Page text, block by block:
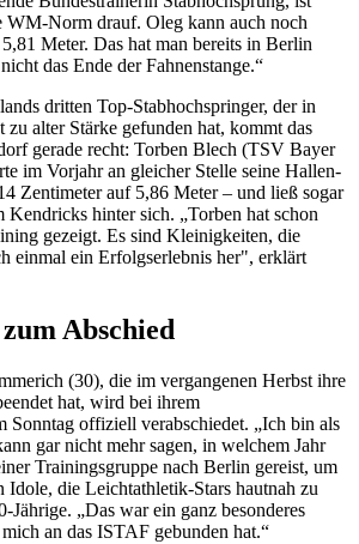
WM-Norm drauf. Oleg kann auch noch
Meter. Das hat man bereits in Berlin
das Ende der Fahnenstange.“
dritten Top-Stabhochspringer, der in
zu alter Stärke gefunden hat, kommt das
gerade recht: Torben Blech (TSV Bayer
im Vorjahr an gleicher Stelle seine Hallen-
Zentimeter auf 5,86 Meter – und ließ sogar
Kendricks hinter sich. „Torben hat schon
gezeigt. Es sind Kleinigkeiten, die
einmal ein Erfolgserlebnis her", erklärt
Abschied
(30), die im vergangenen Herbst ihre
hat, wird bei ihrem
Sonntag offiziell verabschiedet. „Ich bin als
gar nicht mehr sagen, in welchem Jahr
Trainingsgruppe nach Berlin gereist, um
Idole, die Leichtathletik-Stars hautnah zu
Jährige. „Das war ein ganz besonderes
an das ISTAF gebunden hat.“